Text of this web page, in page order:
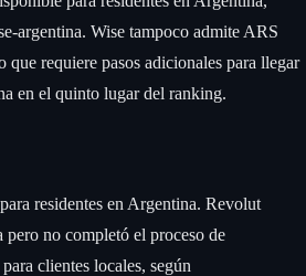
argentina. Wise tampoco admite ARS
que requiere pasos adicionales para llegar
en el quinto lugar del ranking.
residentes en Argentina. Revolut
no completó el proceso de
clientes locales, según